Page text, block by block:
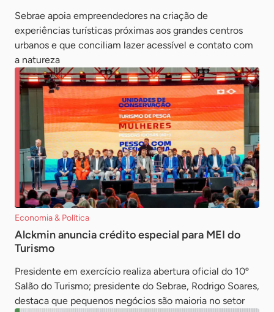
Sebrae apoia empreendedores na criação de
experiências turísticas próximas aos grandes centros
urbanos e que conciliam lazer acessível e contato com
a natureza
Economia & Política
Alckmin anuncia crédito especial para MEI do
Turismo
Presidente em exercício realiza abertura oficial do 10º
Salão do Turismo; presidente do Sebrae, Rodrigo Soares,
destaca que pequenos negócios são maioria no setor